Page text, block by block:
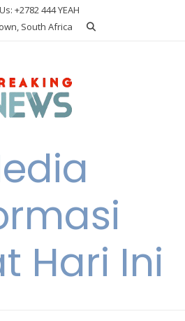
+2782 444 YEAH
South Africa
Hari Ini